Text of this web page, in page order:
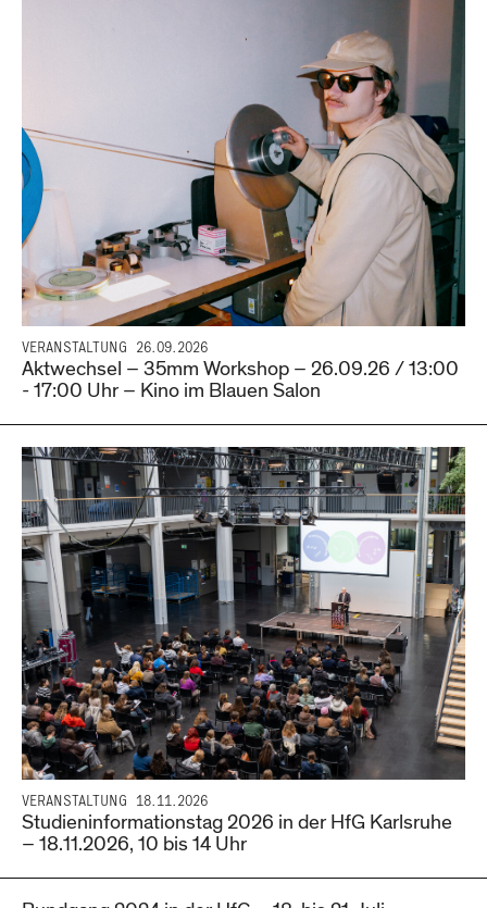
VERANSTALTUNG 26.09.2026
Aktwechsel – 35mm Workshop – 26.09.26 / 13:00
- 17:00 Uhr – Kino im Blauen Salon
VERANSTALTUNG 18.11.2026
Studieninformationstag 2026 in der HfG Karlsruhe
– 18.11.2026, 10 bis 14 Uhr